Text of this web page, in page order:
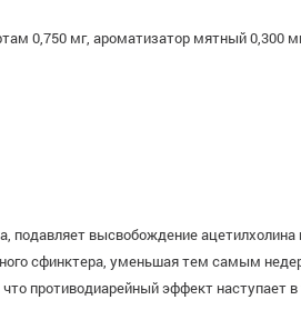
0,750 мг, ароматизатор мятный 0,300
высвобождение
сфинктера, уменьшая тем самым
противодиарейный эффект наступает